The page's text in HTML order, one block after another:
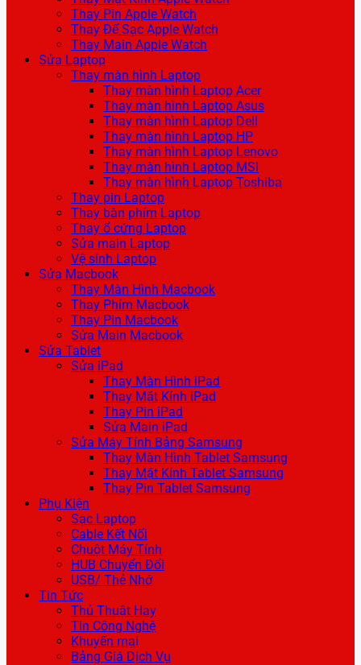
Thay Pin Apple Watch
Thay Đế Sạc Apple Watch
Thay Main Apple Watch
Sửa Laptop
Thay màn hình Laptop
Thay màn hình Laptop Acer
Thay màn hình Laptop Asus
Thay màn hình Laptop Dell
Thay màn hình Laptop HP
Thay màn hình Laptop Lenovo
Thay màn hình Laptop MSI
Thay màn hình Laptop Toshiba
Thay pin Laptop
Thay bàn phím Laptop
Thay ổ cứng Laptop
Sửa main Laptop
Vệ sinh Laptop
Sửa Macbook
Thay Màn Hình Macbook
Thay Phím Macbook
Thay Pin Macbook
Sửa Main Macbook
Sửa Tablet
Sửa iPad
Thay Màn Hình iPad
Thay Mặt Kính iPad
Thay Pin iPad
Sửa Main iPad
Sửa Máy Tính Bảng Samsung
Thay Màn Hình Tablet Samsung
Thay Mặt Kính Tablet Samsung
Thay Pin Tablet Samsung
Phụ Kiện
Sạc Laptop
Cable Kết Nối
Chuột Máy Tính
HUB Chuyển Đổi
USB/ Thẻ Nhớ
Tin Tức
Thủ Thuật Hay
Tin Công Nghệ
Khuyến mại
Bảng Giá Dịch Vụ